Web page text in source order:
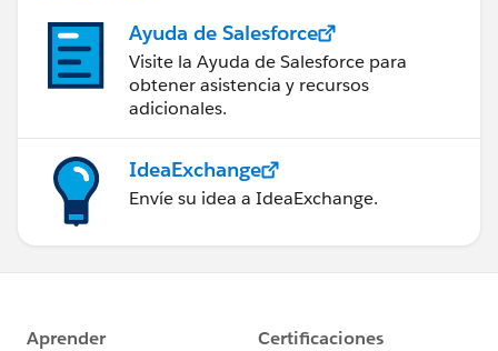
Ayuda de Salesforce
Visite la Ayuda de Salesforce para
obtener asistencia y recursos
adicionales.
IdeaExchange
Envíe su idea a IdeaExchange.